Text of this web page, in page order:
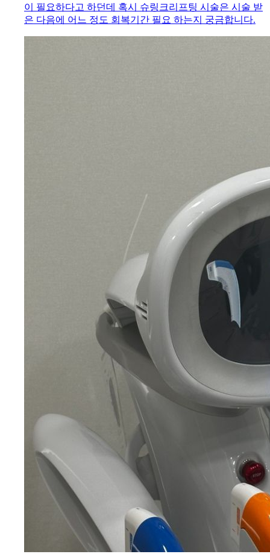
이 필요하다고 하던데 혹시 슈링크리프팅 시술은 시술 받
은 다음에 어느 정도 회복기간 필요 하는지 궁금합니다.